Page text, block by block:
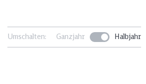
Umschalten: Ganzjahr Halbjahr